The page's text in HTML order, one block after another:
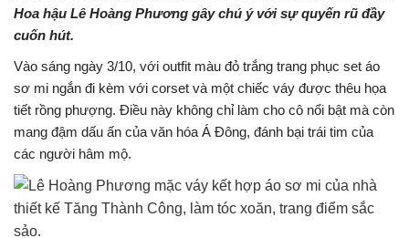
Hoa hậu Lê Hoàng Phương gây chú ý với sự quyến rũ đầy
cuốn hút.
Vào sáng ngày 3/10, với outfit màu đỏ trắng trang phục set áo
sơ mi ngắn đi kèm với corset và một chiếc váy được thêu họa
tiết rồng phượng. Điều này không chỉ làm cho cô nổi bật mà còn
mang đậm dấu ấn của văn hóa Á Đông, đánh bại trái tim của
các người hâm mộ.